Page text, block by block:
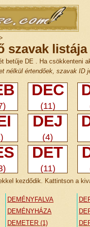
szavak listája
betűje DE . Ha csökkenteni
nélkül értendőek, szavak ID
DEC
(11)
DEJ
(4)
DET
(11)
kezdődik. Kattintson a
DEMÉNYFALVA
DEMÉNYHÁZA
DEMETER (1)